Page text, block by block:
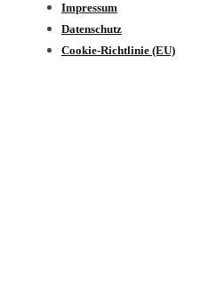
Impressum
Datenschutz­
Cookie-Richtlinie (EU)